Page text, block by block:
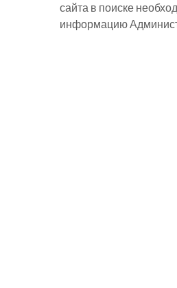
сайта в поиске
информацию